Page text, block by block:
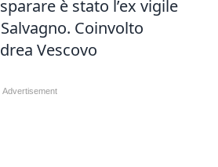
è stato l’ex vigile
Coinvolto
Vescovo